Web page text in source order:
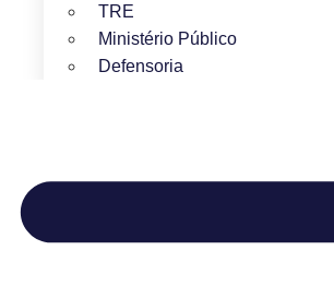
TRE
Ministério Público
Defensoria